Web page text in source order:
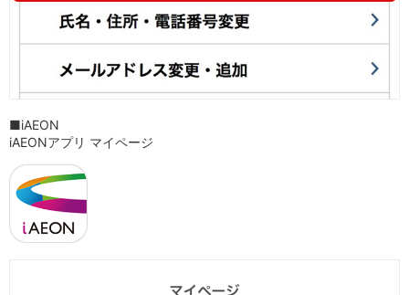
北海道・東北
宮城県
山形県
関東／北陸・甲信越
茨城県
群馬県
埼玉県
■iAEON
iAEONアプリ マイページ